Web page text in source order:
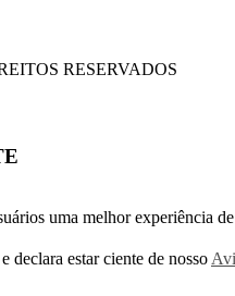
RESERVADOS
uma melhor experiência
estar ciente de nosso